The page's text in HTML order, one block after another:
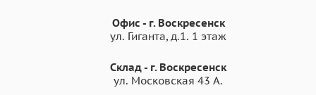
Офис - г. Воскресенск
ул. Гиганта, д.1. 1 этаж
Склад - г. Воскресенск
ул. Московская 43 А.